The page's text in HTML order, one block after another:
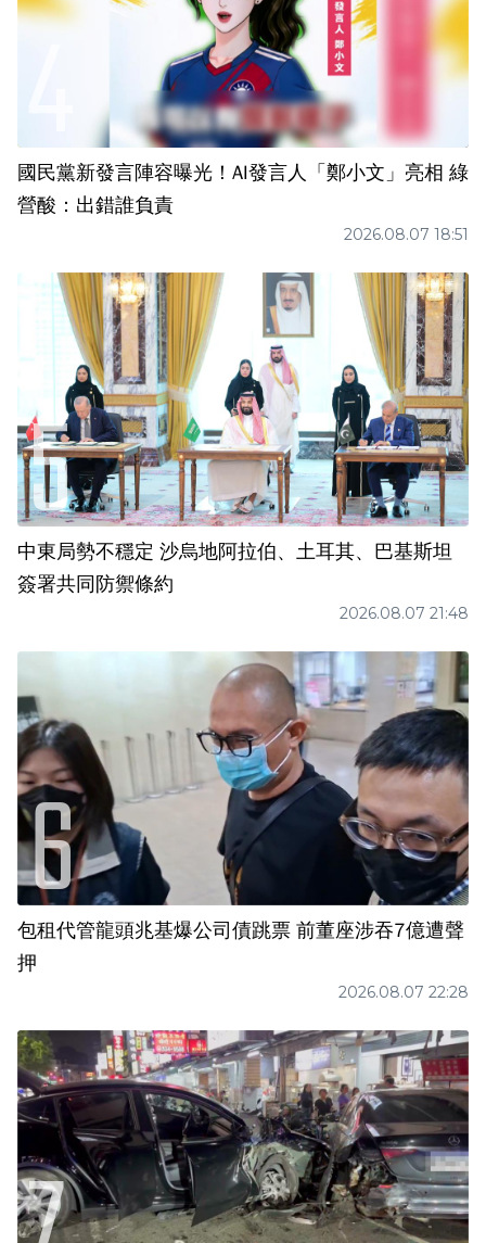
國民黨新發言陣容曝光！AI發言人「鄭小文」亮相 綠
營酸：出錯誰負責
2026.08.07 18:51
中東局勢不穩定 沙烏地阿拉伯、土耳其、巴基斯坦
簽署共同防禦條約
2026.08.07 21:48
包租代管龍頭兆基爆公司債跳票 前董座涉吞7億遭聲
押
2026.08.07 22:28